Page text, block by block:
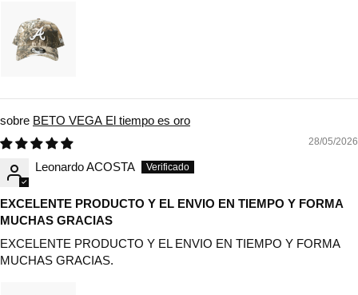
BETO VEGA El tiempo es oro
28/05/2026
Leonardo ACOSTA
EXCELENTE PRODUCTO Y EL ENVIO EN TIEMPO Y FORMA
MUCHAS GRACIAS
EXCELENTE PRODUCTO Y EL ENVIO EN TIEMPO Y FORMA
MUCHAS GRACIAS.